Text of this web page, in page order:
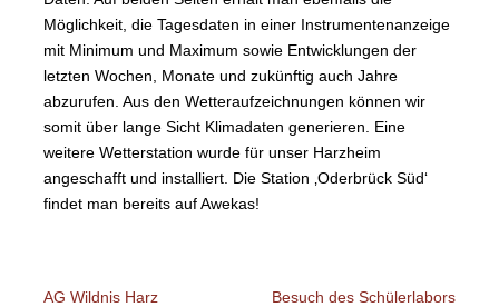
Möglichkeit, die Tagesdaten in einer Instrumentenanzeige
mit Minimum und Maximum sowie Entwicklungen der
letzten Wochen, Monate und zukünftig auch Jahre
abzurufen. Aus den Wetteraufzeichnungen können wir
somit über lange Sicht Klimadaten generieren. Eine
weitere Wetterstation wurde für unser Harzheim
angeschafft und installiert. Die Station ‚Oderbrück Süd‘
findet man bereits auf Awekas!
Besuch des Schülerlabors
AG Wildnis Harz